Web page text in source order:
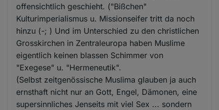
offensichtlich geschieht. ("Bißchen"
Kulturimperialismus u. Missionseifer tritt da noch
hinzu (-; ) Und im Unterschied zu den christlichen
Grosskirchen in Zentraleuropa haben Muslime
eigentlich keinen blassen Schimmer von
"Exegese" u. "Hermeneutik".
(Selbst zeitgenössische Muslima glauben ja auch
ernsthaft nicht nur an Gott, Engel, Dämonen, eine
supersinnliches Jenseits mit viel Sex ... sondern